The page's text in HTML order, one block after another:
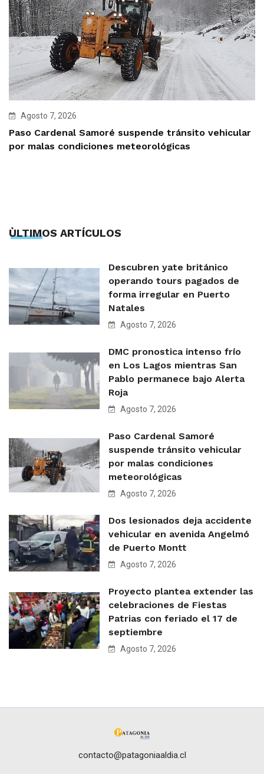
Agosto 7, 2026
Paso Cardenal Samoré suspende tránsito vehicular
por malas condiciones meteorológicas
ÙLTIMOS ARTÍCULOS
Descubren yate británico
operando tours pagados de
forma irregular en Puerto
Natales
Agosto 7, 2026
DMC pronostica intenso frío
en Los Lagos mientras San
Pablo permanece bajo Alerta
Roja
Agosto 7, 2026
Paso Cardenal Samoré
suspende tránsito vehicular
por malas condiciones
meteorológicas
Agosto 7, 2026
Dos lesionados deja accidente
vehicular en avenida Angelmó
de Puerto Montt
Agosto 7, 2026
Proyecto plantea extender las
celebraciones de Fiestas
Patrias con feriado el 17 de
septiembre
Agosto 7, 2026
contacto@patagoniaaldia.cl